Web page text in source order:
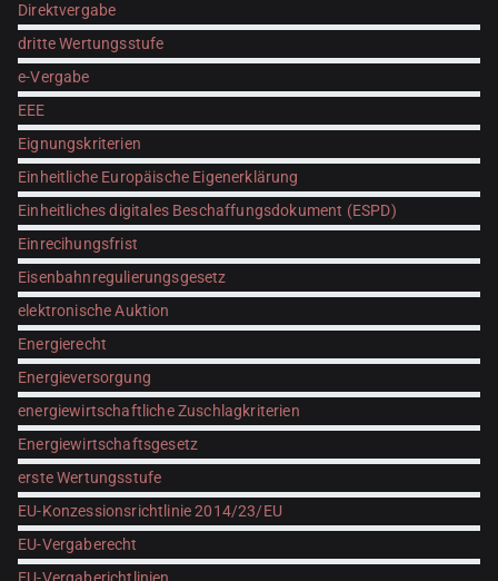
Direktvergabe
dritte Wertungsstufe
e-Vergabe
EEE
Eignungskriterien
Einheitliche Europäische Eigenerklärung
Einheitliches digitales Beschaffungsdokument (ESPD)
Einrecihungsfrist
Eisenbahnregulierungsgesetz
elektronische Auktion
Energierecht
Energieversorgung
energiewirtschaftliche Zuschlagkriterien
Energiewirtschaftsgesetz
erste Wertungsstufe
EU-Konzessionsrichtlinie 2014/23/EU
EU-Vergaberecht